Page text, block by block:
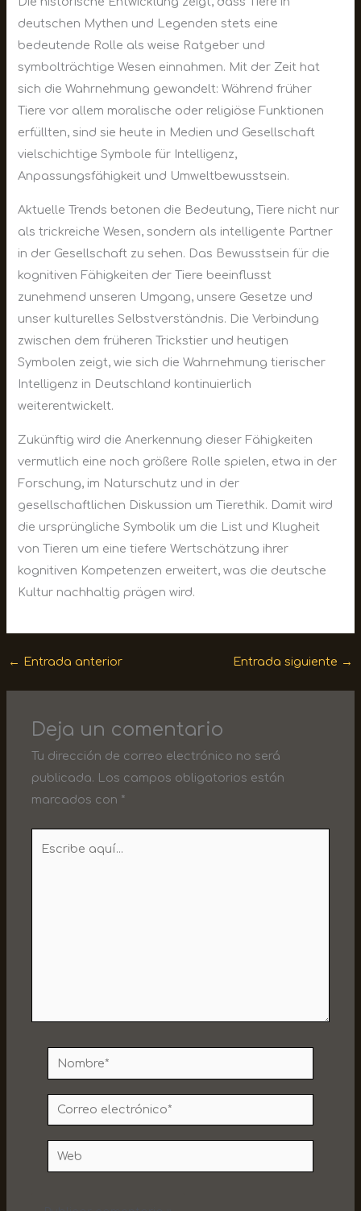
deutschen Mythen und Legenden stets eine
bedeutende Rolle als weise Ratgeber und
symbolträchtige Wesen einnahmen. Mit der Zeit hat
sich die Wahrnehmung gewandelt: Während früher
Tiere vor allem moralische oder religiöse Funktionen
erfüllten, sind sie heute in Medien und Gesellschaft
vielschichtige Symbole für Intelligenz,
Anpassungsfähigkeit und Umweltbewusstsein.
Aktuelle Trends betonen die Bedeutung, Tiere nicht nur
als trickreiche Wesen, sondern als intelligente Partner
in der Gesellschaft zu sehen. Das Bewusstsein für die
kognitiven Fähigkeiten der Tiere beeinflusst
zunehmend unseren Umgang, unsere Gesetze und
unser kulturelles Selbstverständnis. Die Verbindung
zwischen dem früheren Trickstier und heutigen
Symbolen zeigt, wie sich die Wahrnehmung tierischer
Intelligenz in Deutschland kontinuierlich
weiterentwickelt.
Zukünftig wird die Anerkennung dieser Fähigkeiten
vermutlich eine noch größere Rolle spielen, etwa in der
Forschung, im Naturschutz und in der
gesellschaftlichen Diskussion um Tierethik. Damit wird
die ursprüngliche Symbolik um die List und Klugheit
von Tieren um eine tiefere Wertschätzung ihrer
kognitiven Kompetenzen erweitert, was die deutsche
Kultur nachhaltig prägen wird.
← Entrada anterior Entrada siguiente →
Deja un comentario
Tu dirección de correo electrónico no será
publicada.
Los campos obligatorios están
marcados con *
Nombre*
Correo
electrónico*
Web